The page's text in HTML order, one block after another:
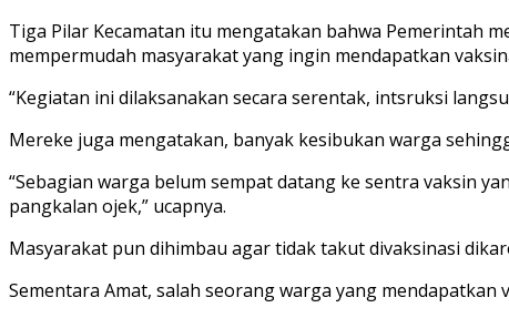
Tiga Pilar Kecamatan itu mengatakan bahwa Pemerintah
mempermudah masyarakat yang ingin mendapatkan
“Kegiatan ini dilaksanakan secara serentak, intsruksi
Mereke juga mengatakan, banyak kesibukan warga
“Sebagian warga belum sempat datang ke sentra vaksin
pangkalan ojek,” ucapnya.
Masyarakat pun dihimbau agar tidak takut divaksinasi
Sementara Amat, salah seorang warga yang